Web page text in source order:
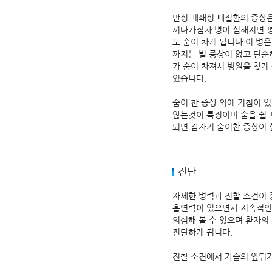
만성 폐쇄성 폐질환의 증상
끼다가점차 병이 심해지면
도 숨이 차게 됩니다.이 병
까지는 별 증상이 없고 단
가 숨이 차져서 병원을 찾
있습니다.
숨이 찬 증상 외에 기침이
않는것이 특징이며 숨을 쉴
되면 갑자기 숨이찬 증상이
진단
자세한 병력과 진찰 소견이
흡연력이 있으면서 지속적
의심해 볼 수 있으며 환자
진단하게 됩니다.
진찰 소견에서 가슴의 앞뒤